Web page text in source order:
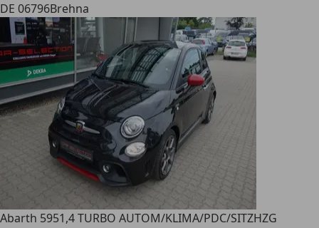
DE 06796Brehna
Abarth 5951,4 TURBO AUTOM/KLIMA/PDC/SITZHZG